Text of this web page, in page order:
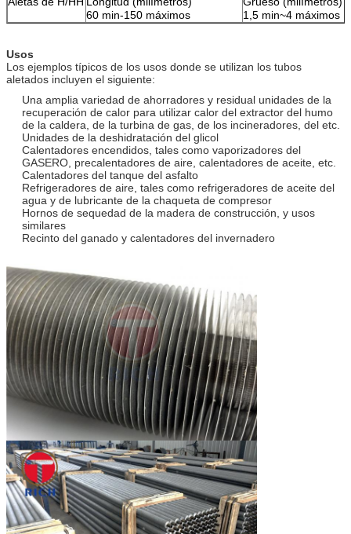
60 min-150 máximos
1,5 min~4 máximos
Usos
Los ejemplos típicos de los usos donde se utilizan los tubos
aletados incluyen el siguiente:
Una amplia variedad de ahorradores y residual unidades de la
recuperación de calor para utilizar calor del extractor del humo
de la caldera, de la turbina de gas, de los incineradores, del etc.
Unidades de la deshidratación del glicol
Calentadores encendidos, tales como vaporizadores del
GASERO, precalentadores de aire, calentadores de aceite, etc.
Calentadores del tanque del asfalto
Refrigeradores de aire, tales como refrigeradores de aceite del
agua y de lubricante de la chaqueta de compresor
Hornos de sequedad de la madera de construcción, y usos
similares
Recinto del ganado y calentadores del invernadero